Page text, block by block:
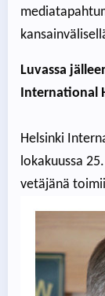
Luvassa
International
Helsinki
lokakuussa
vetäjänä